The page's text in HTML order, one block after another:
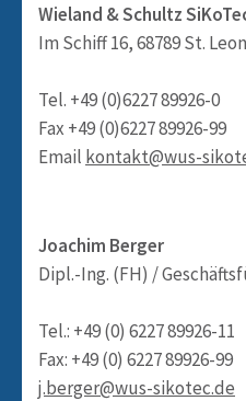
Wieland & Schultz
Im Schiff 16, 68789 St.
Tel. +49 (0)6227 89926-0
Fax +49 (0)6227 89926-99
Email kontakt@wus-
Joachim Berger
Dipl.-Ing. (FH) /
Tel.: +49 (0) 6227 89926-11
Fax: +49 (0) 6227 89926-99
j.berger@wus-sikotec.de